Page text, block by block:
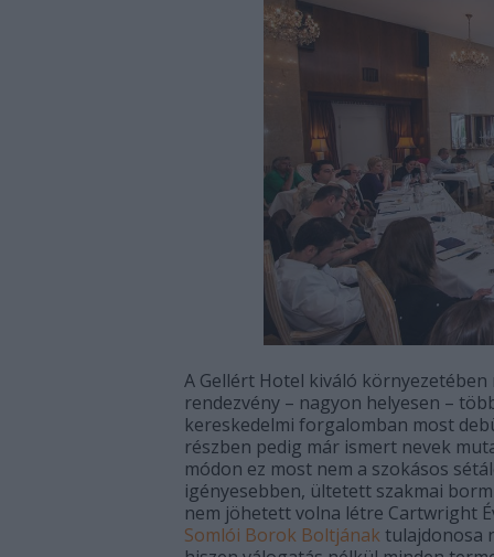
A Gellért Hotel kiváló környezetében
rendezvény – nagyon helyesen –
kereskedelmi forgalomban most
részben pedig már ismert nevek
módon ez most nem a szokásos
igényesebben, ültetett szakmai
nem jöhetett volna létre Cartwright
Somlói Borok Boltjának tulajdonosa